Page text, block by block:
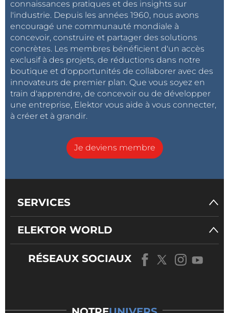
connaissances pratiques et des insights sur
l'industrie. Depuis les années 1960, nous avons
encouragé une communauté mondiale à
concevoir, construire et partager des solutions
concrètes. Les membres bénéficient d'un accès
exclusif à des projets, de réductions dans notre
boutique et d'opportunités de collaborer avec des
innovateurs de premier plan. Que vous soyez en
train d'apprendre, de concevoir ou de développer
une entreprise, Elektor vous aide à vous connecter,
à créer et à grandir.
Je deviens membre
SERVICES
ELEKTOR WORLD
RÉSEAUX SOCIAUX